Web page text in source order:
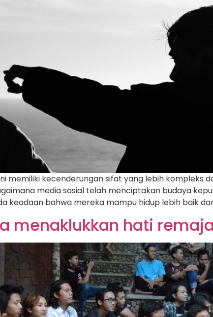
memiliki kecenderungan sifat yang lebih kompleks
media sosial telah menciptakan budaya
keadaan bahwa mereka mampu hidup lebih baik
menaklukkan hati remaja